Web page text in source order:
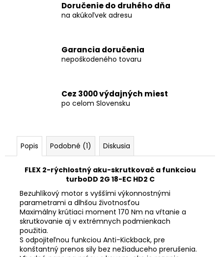
Doručenie do druhého dňa
na akúkoľvek adresu
Garancia doručenia
nepoškodeného tovaru
Cez 3000 výdajných miest
po celom Slovensku
Popis Podobné (1) Diskusia
FLEX 2-rýchlostný aku-skrutkovač a funkciou
turboDD 2G 18-EC HD2 C
Bezuhlíkový motor s vyššími výkonnostnými
parametrami a dlhšou životnosťou
Maximálny krútiaci moment 170 Nm na vŕtanie a
skrutkovanie aj v extrémnych podmienkach
použitia.
S odpojiteľnou funkciou Anti-Kickback, pre
konštantný prenos sily bez nežiaduceho prerušenia.